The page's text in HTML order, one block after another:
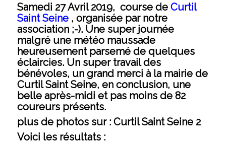
Samedi 27 Avril 2019, course de Curtil
Saint Seine, organisée par notre
association ;-). Une super journée
malgré une météo maussade
heureusement parsemé de quelques
éclaircies. Un super travail des
bénévoles, un grand merci à la mairie de
Curtil Saint Seine, en conclusion, une
belle après-midi et pas moins de 82
coureurs présents.
plus de photos sur :Curtil Saint Seine 2
Voici les résultats :